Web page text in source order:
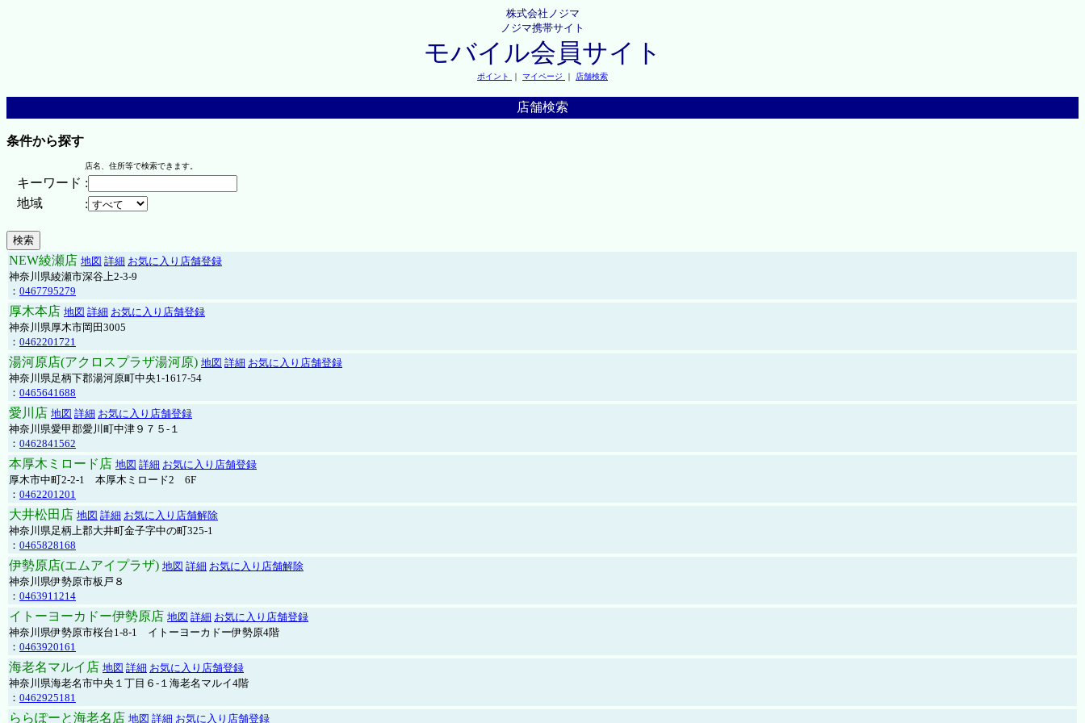
株式会社ノジマ
ノジマ携帯サイト
モバイル会員サイト
ポイント ｜ マイページ ｜ 店舗検索
店舗検索
条件から探す
店名、住所等で検索できます。
キーワード :
地域
:
NEW綾瀬店 地図 詳細 お気に入り店舗登録
神奈川県綾瀬市深谷上2-3-9
： 0467795279
厚木本店 地図 詳細 お気に入り店舗登録
神奈川県厚木市岡田3005
： 0462201721
湯河原店(アクロスプラザ湯河原) 地図 詳細 お気に入り店舗登録
神奈川県足柄下郡湯河原町中央1-1617-54
： 0465641688
愛川店 地図 詳細 お気に入り店舗登録
神奈川県愛甲郡愛川町中津９７５-１
： 0462841562
本厚木ミロード店 地図 詳細 お気に入り店舗登録
厚木市中町2-2-1 本厚木ミロード2 6F
： 0462201201
大井松田店 地図 詳細 お気に入り店舗解除
神奈川県足柄上郡大井町金子字中の町325-1
： 0465828168
伊勢原店(エムアイプラザ) 地図 詳細 お気に入り店舗解除
神奈川県伊勢原市板戸８
： 0463911214
イトーヨーカドー伊勢原店 地図 詳細 お気に入り店舗登録
神奈川県伊勢原市桜台1-8-1 イトーヨーカドー伊勢原4階
： 0463920161
海老名マルイ店 地図 詳細 お気に入り店舗登録
神奈川県海老名市中央１丁目６-１海老名マルイ4階
： 0462925181
ららぽーと海老名店 地図 詳細 お気に入り店舗登録